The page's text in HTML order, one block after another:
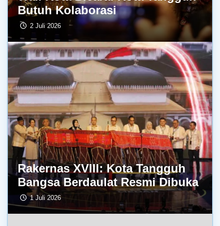
Butuh Kolaborasi
2 Juli 2026
Rakernas XVIII: Kota Tangguh
Bangsa Berdaulat Resmi Dibuka
1 Juli 2026